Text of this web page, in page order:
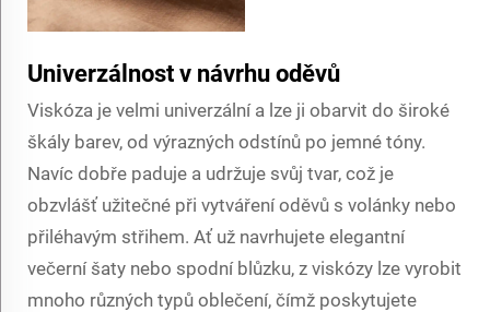
Univerzálnost v návrhu oděvů
Viskóza je velmi univerzální a lze ji obarvit do široké
škály barev, od výrazných odstínů po jemné tóny.
Navíc dobře paduje a udržuje svůj tvar, což je
obzvlášť užitečné při vytváření oděvů s volánky nebo
přiléhavým střihem. Ať už navrhujete elegantní
večerní šaty nebo spodní blůzku, z viskózy lze vyrobit
mnoho různých typů oblečení, čímž poskytujete